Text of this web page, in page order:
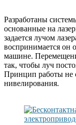
Разработаны
основанные на
задается лучом
воспринимается он
машине.
так, чтобы луч
Принцип работы не
нивелирования.